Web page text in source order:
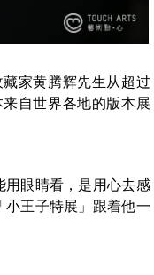
藏家黄腾辉先生从超过
自世界各地的版本展
用眼睛看，是用心去感
小王子特展」跟着他一